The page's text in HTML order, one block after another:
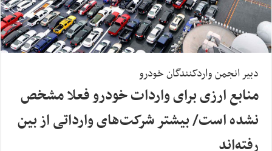
دبیر انجمن واردکنندگان خودرو
منابع ارزی برای واردات خودرو فعلا مشخص
نشده است/ بیشتر شرکت‌های وارداتی از بین
رفته‌اند